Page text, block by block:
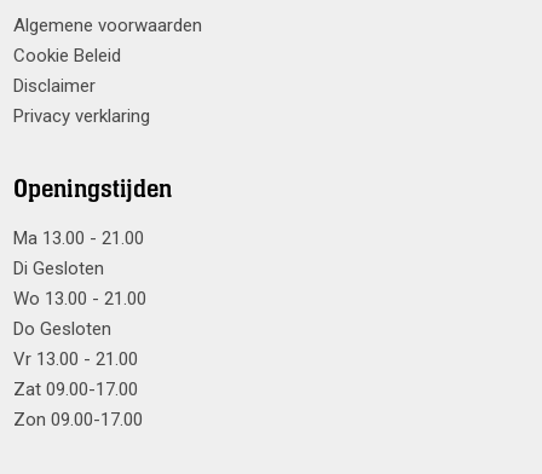
Algemene voorwaarden
Cookie Beleid
Disclaimer
Privacy verklaring
Openingstijden
Ma 13.00 - 21.00
Di Gesloten
Wo 13.00 - 21.00
Do Gesloten
Vr 13.00 - 21.00
Zat 09.00-17.00
Zon 09.00-17.00